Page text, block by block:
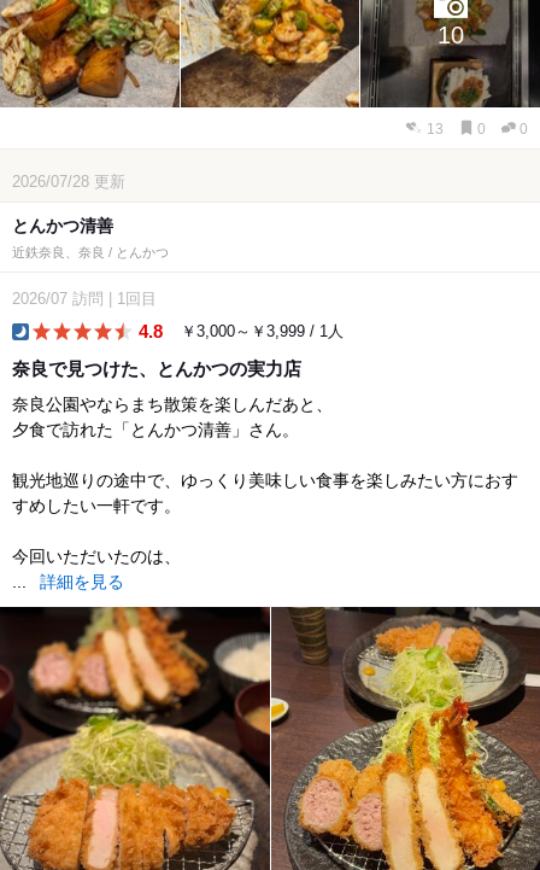
10
13 0 0
2026/07/28 更新
とんかつ清善
近鉄奈良、奈良 / とんかつ
2026/07 訪問 1回目
4.8 ￥3,000～￥3,999 / 1人
奈良で見つけた、とんかつの実力店
奈良公園やならまち散策を楽しんだあと、
夕食で訪れた「とんかつ清善」さん。
観光地巡りの途中で、ゆっくり美味しい食事を楽しみたい方におす
すめしたい一軒です。
今回いただいたのは、
詳細を見る